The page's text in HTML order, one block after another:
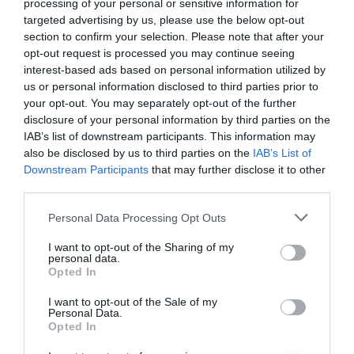
processing of your personal or sensitive information for
targeted advertising by us, please use the below opt-out
section to confirm your selection. Please note that after your
opt-out request is processed you may continue seeing
interest-based ads based on personal information utilized by
us or personal information disclosed to third parties prior to
your opt-out. You may separately opt-out of the further
disclosure of your personal information by third parties on the
IAB’s list of downstream participants. This information may
also be disclosed by us to third parties on the IAB’s List of
Downstream Participants that may further disclose it to other
Please note that this website/app uses one or more Google
not limited to your visit or usage behaviour. You may click to
grant or deny consent to Google and its third-party tags to
use your data for below specified purposes in below Google
consent section.
Personal Data Processing Opt Outs
I want to opt-out of the Sharing of my
personal data.
Opted In
I want to opt-out of the Sale of my
Personal Data.
Opted In
Hayes a győztes, aki a fenyegetőző demokraták kibékítésére
ígéretet tett az utolsó megszálló csapatok visszavonására az
egykori lázadó Dél államaiból, a déli oktatásügy és
közlekedés fejlesztésére, valamint arra, hogy legalább egy
déli politikust meghív kabinetjébe. Gesztusaival mégsem
sikerült megbékítenie ellenfeleit. Állandóan támadták,
egyszer valaki belőtt az otthonába az ablakon át, és a
demokraták még 1878-ban is vizsgálatot akartak indítani
Az 1888-as elnökválasztás
jelöltje, Grover Cleveland elnyert 5 534 488 népi szavazatot,
ellenfele, Benjamin Harrison pedig mindössze 5 443 892-et.